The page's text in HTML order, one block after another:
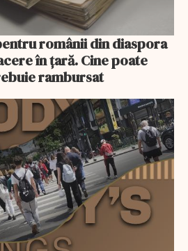
românii din diaspora
în țară. Cine poate
rambursat